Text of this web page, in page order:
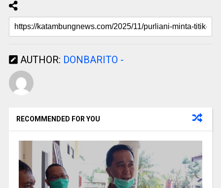
AUTHOR: DONBARITO -
RECOMMENDED FOR YOU